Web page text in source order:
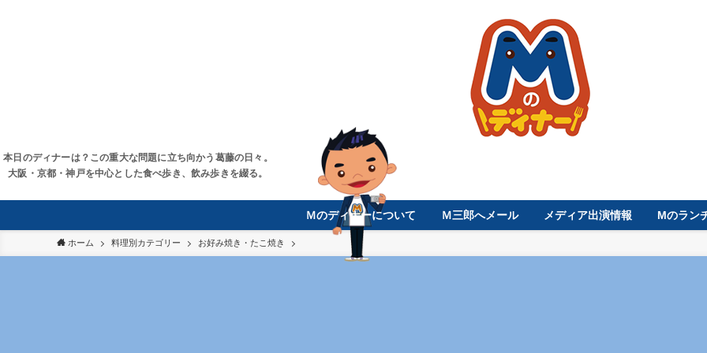
本日のディナーは？この重大な問題に立ち向かう葛藤の日々。
大阪・京都・神戸を中心とした食べ歩き、飲み歩きを綴る。
Ｍのディナーについて Ｍ三郎へメール メディア出演情報 Mのラン
ホーム 料理別カテゴリー お好み焼き・たこ焼き